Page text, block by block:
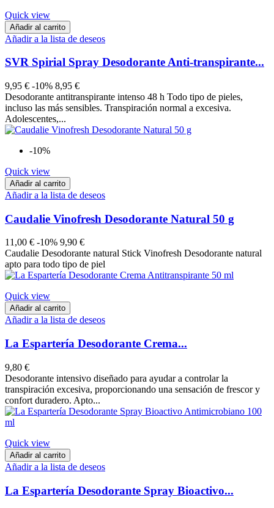
Quick view
Añadir al carrito
Añadir a la lista de deseos
SVR Spirial Spray Desodorante Anti-transpirante...
9,95 € -10% 8,95 €
Desodorante antitranspirante intenso 48 h Todo tipo de pieles,
incluso las más sensibles. Transpiración normal a excesiva.
Adolescentes,...
-10%
Quick view
Añadir al carrito
Añadir a la lista de deseos
Caudalie Vinofresh Desodorante Natural 50 g
11,00 € -10% 9,90 €
Caudalie Desodorante natural Stick Vinofresh Desodorante natural
apto para todo tipo de piel
Quick view
Añadir al carrito
Añadir a la lista de deseos
La Espartería Desodorante Crema...
9,80 €
Desodorante intensivo diseñado para ayudar a controlar la
transpiración excesiva, proporcionando una sensación de frescor y
confort duradero. Apto...
Quick view
Añadir al carrito
Añadir a la lista de deseos
La Espartería Desodorante Spray Bioactivo...